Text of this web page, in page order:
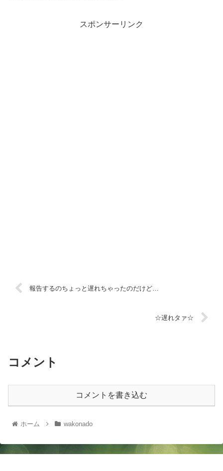
スポンサーリンク
報告するのちょっと遅れちゃったのだけど…
☆遅れタァ☆
コメント
コメントを書き込む
ホーム wakonado